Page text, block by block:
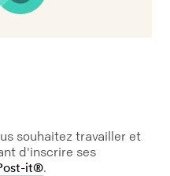
souhaitez travailler et
d'inscrire ses
it®.